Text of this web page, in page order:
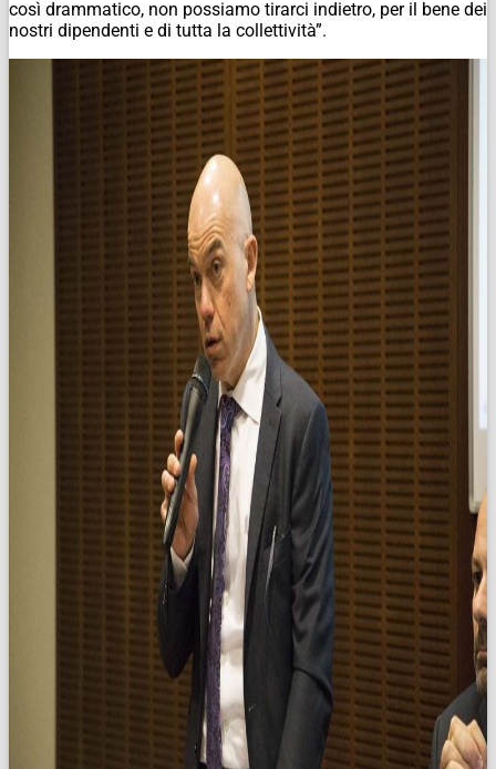
così drammatico, non possiamo tirarci indietro, per il bene dei
nostri dipendenti e di tutta la collettività”.